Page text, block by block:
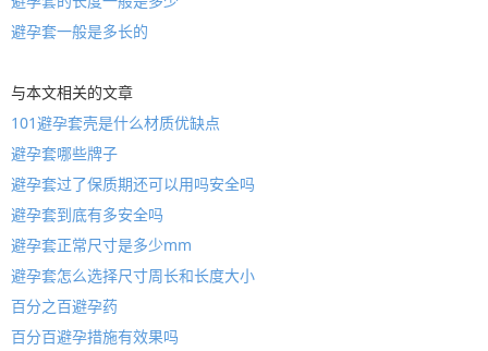
避孕套一般是多长的
与本文相关的文章
101避孕套壳是什么材质优缺点
避孕套哪些牌子
避孕套过了保质期还可以用吗安全吗
避孕套到底有多安全吗
避孕套正常尺寸是多少mm
避孕套怎么选择尺寸周长和长度大小
百分之百避孕药
百分百避孕措施有效果吗